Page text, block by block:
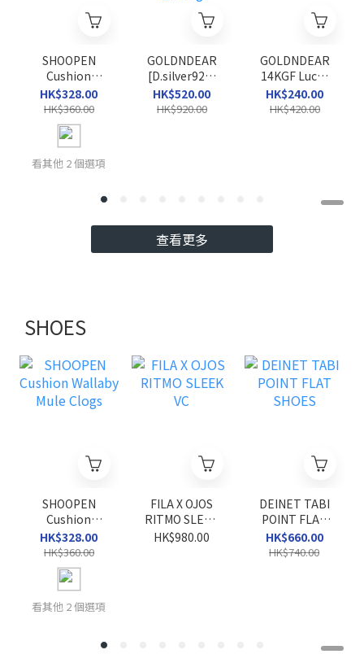
SHOOPEN
Cushion
Wallaby Mule
Clogs
HK$328.00
HK$360.00
看其他 2 個選項
GOLDNDEAR
[D.silver925]
Water Bloom
One Touch
HK$520.00
HK$920.00
GOLDNDEAR
14KGF Lucky
Clover Cubic
Necklace
HK$240.00
HK$420.00
查看更多
SHOES
SHOOPEN
Cushion
Wallaby Mule
Clogs
HK$328.00
HK$360.00
看其他 2 個選項
FILA X OJOS
RITMO SLEEK
VC
HK$980.00
DEINET TABI
POINT FLAT
SHOES
HK$660.00
HK$740.00